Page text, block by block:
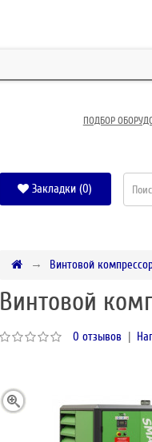
ПОДБОР
Закладки (0)
Винтовой
Винтовой
0 отзывов |